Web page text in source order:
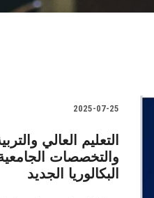
2025-07-25
التعليم العالي
والتخصصات
البكالوريا الجديد